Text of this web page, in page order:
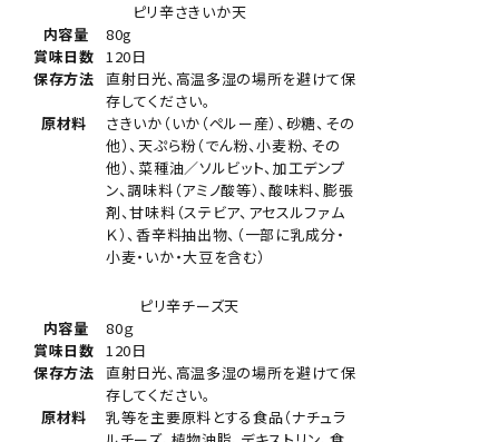
ピリ辛さきいか天
内容量
80g
賞味日数 120日
保存方法 直射日光、高温多湿の場所を避けて保
存してください。
原材料
さきいか（いか（ペルー産）、砂糖、その
他）、天ぷら粉（でん粉、小麦粉、その
他）、菜種油／ソルビット、加工デンプ
ン、調味料（アミノ酸等）、酸味料、膨張
剤、甘味料（ステビア、アセスルファム
Ｋ）、香辛料抽出物、（一部に乳成分・
小麦・いか・大豆を含む）
ピリ辛チーズ天
内容量
80ｇ
賞味日数 120日
保存方法 直射日光、高温多湿の場所を避けて保
存してください。
原材料
乳等を主要原料とする食品（ナチュラ